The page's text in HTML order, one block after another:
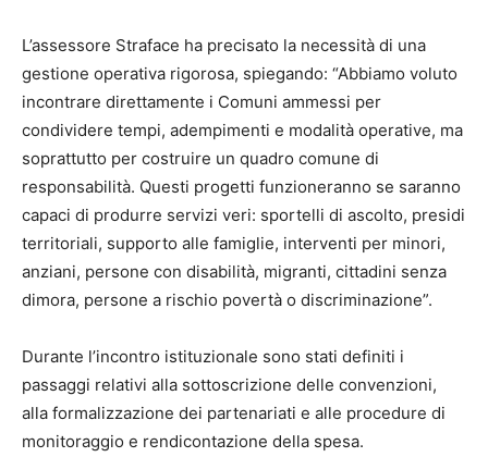
L’assessore Straface ha precisato la necessità di una
gestione operativa rigorosa, spiegando: “Abbiamo voluto
incontrare direttamente i Comuni ammessi per
condividere tempi, adempimenti e modalità operative, ma
soprattutto per costruire un quadro comune di
responsabilità. Questi progetti funzioneranno se saranno
capaci di produrre servizi veri: sportelli di ascolto, presidi
territoriali, supporto alle famiglie, interventi per minori,
anziani, persone con disabilità, migranti, cittadini senza
dimora, persone a rischio povertà o discriminazione”.
Durante l’incontro istituzionale sono stati definiti i
passaggi relativi alla sottoscrizione delle convenzioni,
alla formalizzazione dei partenariati e alle procedure di
monitoraggio e rendicontazione della spesa.